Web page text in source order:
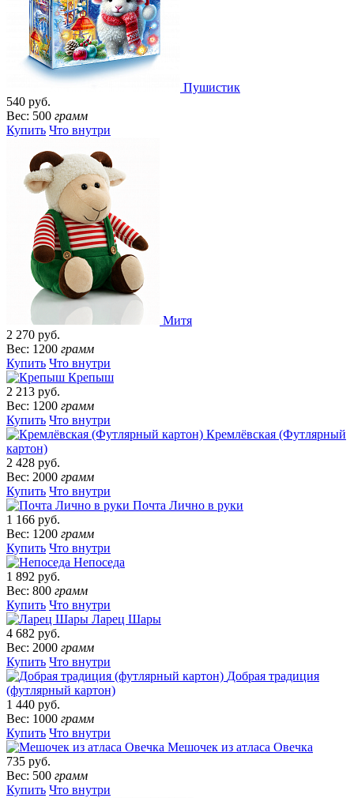
Пушистик
540 руб.
Вес: 500 грамм
Купить Что внутри
Митя
2 270 руб.
Вес: 1200 грамм
Купить Что внутри
Крепыш
2 213 руб.
Вес: 1200 грамм
Купить Что внутри
Кремлёвская (Футлярный
картон)
2 428 руб.
Вес: 2000 грамм
Купить Что внутри
Почта Лично в руки
1 166 руб.
Вес: 1200 грамм
Купить Что внутри
Непоседа
1 892 руб.
Вес: 800 грамм
Купить Что внутри
Ларец Шары
4 682 руб.
Вес: 2000 грамм
Купить Что внутри
Добрая традиция
(футлярный картон)
1 440 руб.
Вес: 1000 грамм
Купить Что внутри
Мешочек из атласа Овечка
735 руб.
Вес: 500 грамм
Купить Что внутри